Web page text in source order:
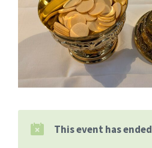
This event has ended